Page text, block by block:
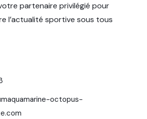
partenaire privilégié pour
l’actualité sportive sous tous
octopus-